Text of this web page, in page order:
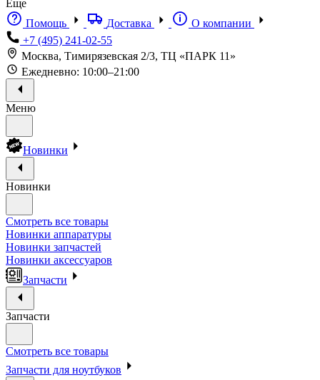
Еще
Помощь
Доставка
О компании
+7 (495) 241-02-55
Москва, Тимирязевская 2/3, ТЦ «ПАРК 11»
Ежедневно: 10:00–21:00
Меню
Новинки
Новинки
Смотреть все товары
Новинки аппаратуры
Новинки запчастей
Новинки аксессуаров
Запчасти
Запчасти
Смотреть все товары
Запчасти для ноутбуков